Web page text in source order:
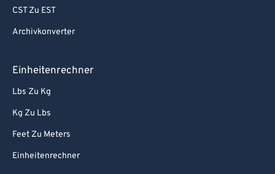
CST Zu EST
Archivkonverter
Einheitenrechner
Lbs Zu Kg
Kg Zu Lbs
Feet Zu Meters
Einheitenrechner